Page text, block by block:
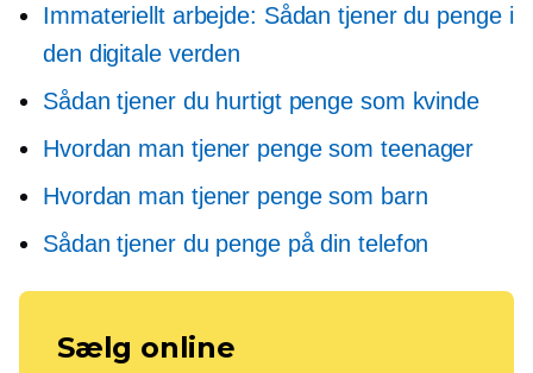
Immateriellt arbejde: Sådan tjener du penge i
den digitale verden
Sådan tjener du hurtigt penge som kvinde
Hvordan man tjener penge som teenager
Hvordan man tjener penge som barn
Sådan tjener du penge på din telefon
Sælg online